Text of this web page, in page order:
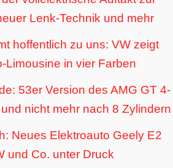
Lenk-Technik und mehr
hoffentlich zu uns: VW zeigt
Limousine in vier Farben
53er Version des AMG GT 4-
nicht mehr nach 8 Zylindern
Neues Elektroauto Geely E2
und Co. unter Druck